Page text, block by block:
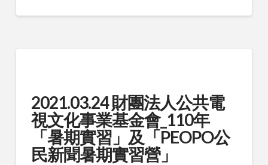
2021.03.24 財團法人公共電
視文化事業基金會_110年
「暑期實習」及「PEOPO公
民新聞暑期實習營」